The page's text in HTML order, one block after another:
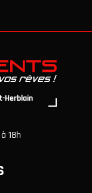
Herblain
18h